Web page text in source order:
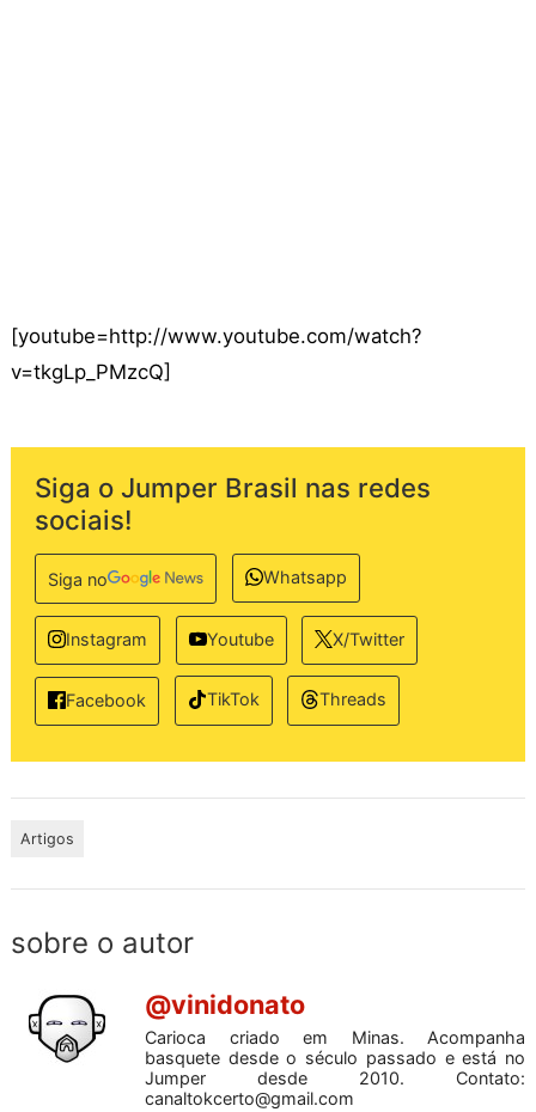
[youtube=http://www.youtube.com/watch?
v=tkgLp_PMzcQ]
Siga o Jumper Brasil nas redes
sociais!
Siga no Whatsapp
Instagram Youtube X/Twitter
Facebook TikTok Threads
Artigos
sobre o autor
@vinidonato
Carioca criado em Minas. Acompanha
basquete desde o século passado e está no
Jumper desde 2010. Contato:
canaltokcerto@gmail.com